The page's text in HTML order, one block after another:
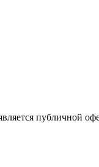
публичной